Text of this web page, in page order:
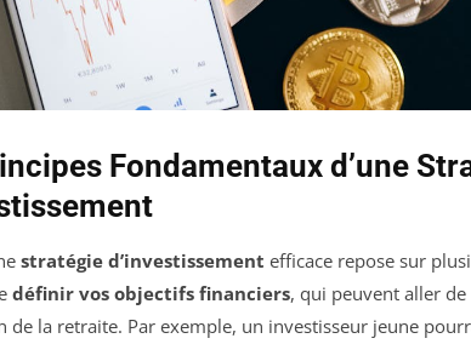
Fondamentaux d’une
stratégie d’investissement efficace repose sur
définir vos objectifs financiers, qui peuvent aller de
de la retraite. Par exemple, un investisseur jeune